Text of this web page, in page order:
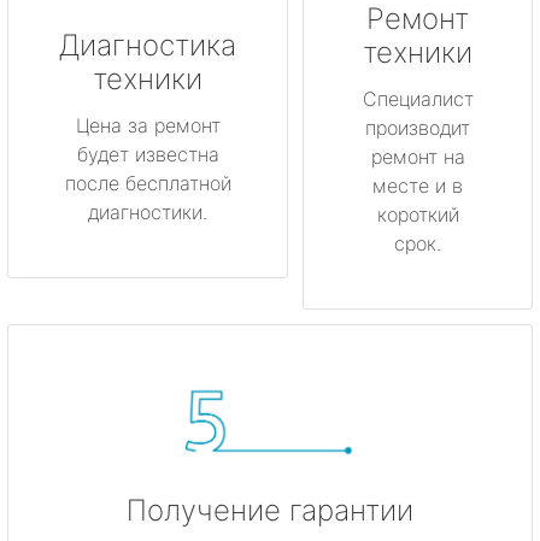
Диагностика
техники
Цена за ремонт
будет известна
после бесплатной
диагностики.
Ремонт
техники
Специалист
производит
ремонт на
месте и в
короткий
срок.
Получение гарантии